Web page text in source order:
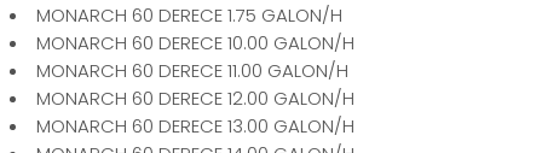
MONARCH 60 DERECE 1.75 GALON/H
MONARCH 60 DERECE 10.00 GALON/H
MONARCH 60 DERECE 11.00 GALON/H
MONARCH 60 DERECE 12.00 GALON/H
MONARCH 60 DERECE 13.00 GALON/H